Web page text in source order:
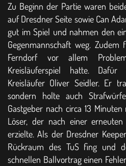
Zu Beginn der Partie waren
auf Dresdner Seite sowie Can
gut im Spiel und nahmen den
Gegenmannschaft weg.
Ferndorf vor allem
Kreisläuferspiel hatte.
Kreisläufer Oliver Seidler. Er
sondern holte auch
Gastgeber nach circa 13
Löser, der nach einer
erzielte. Als der Dresdner
Rückraum des TuS fing und
schnellen Ballvortrag einen